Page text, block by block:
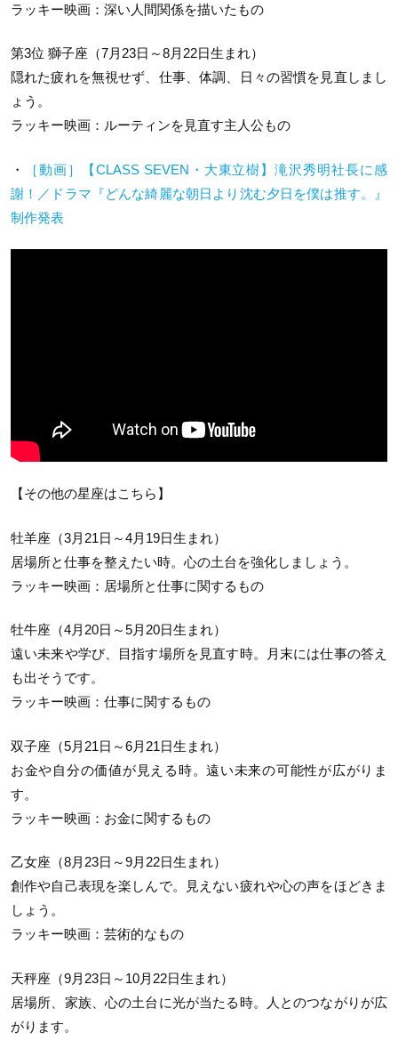
ラッキー映画：深い人間関係を描いたもの
第3位 獅子座（7月23日～8月22日生まれ）
隠れた疲れを無視せず、仕事、体調、日々の習慣を見直しまし
ょう。
ラッキー映画：ルーティンを見直す主人公もの
・
［動画］【CLASS SEVEN・大東立樹】滝沢秀明社長に感
謝！／ドラマ『どんな綺麗な朝日より沈む夕日を僕は推す。』
制作発表
【その他の星座はこちら】
牡羊座（3月21日～4月19日生まれ）
居場所と仕事を整えたい時。心の土台を強化しましょう。
ラッキー映画：居場所と仕事に関するもの
牡牛座（4月20日～5月20日生まれ）
遠い未来や学び、目指す場所を見直す時。月末には仕事の答え
も出そうです。
ラッキー映画：仕事に関するもの
双子座（5月21日～6月21日生まれ）
お金や自分の価値が見える時。遠い未来の可能性が広がりま
す。
ラッキー映画：お金に関するもの
乙女座（8月23日～9月22日生まれ）
創作や自己表現を楽しんで。見えない疲れや心の声をほどきま
しょう。
ラッキー映画：芸術的なもの
天秤座（9月23日～10月22日生まれ）
居場所、家族、心の土台に光が当たる時。人とのつながりが広
がります。